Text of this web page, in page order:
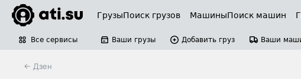
ГрузыПоиск грузов МашиныПоиск машин
Все сервисы Ваши грузы Добавить груз Ваши
← Дзен